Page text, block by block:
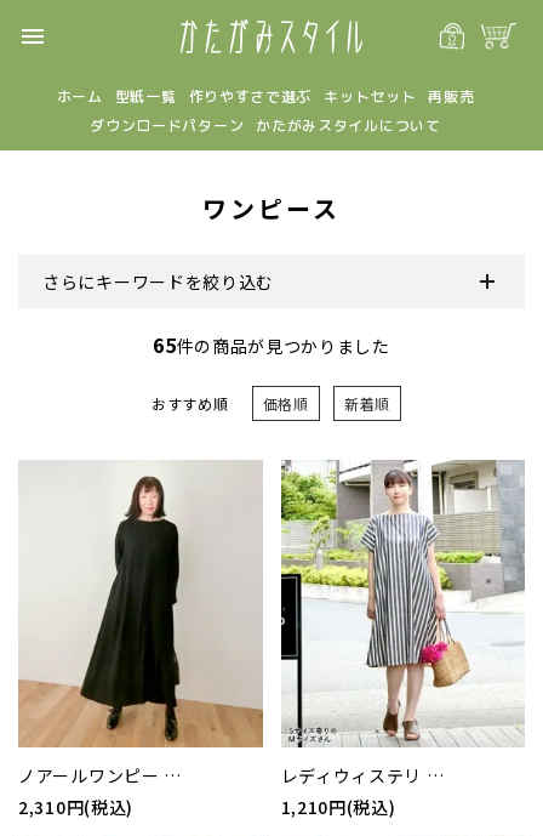
menu
ホーム 型紙一覧 作りやすさで選ぶ キットセット
再販売
ダウンロードパターン
かたがみスタイルについて
ワンピース
さらにキーワードを絞り込む
65件の商品が見つかりました
おすすめ順 価格順 新着順
ノアールワンピー …
2,310円(税込)
レディウィステリ …
1,210円(税込)